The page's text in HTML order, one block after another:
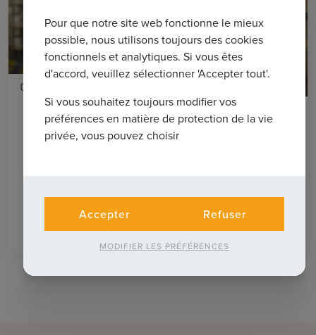
KNOKKE-HEIST
Pristine I 6 appartements neufs près de
Prix sur demande
Pour que notre site web fonctionne le mieux
possible, nous utilisons toujours des cookies
fonctionnels et analytiques. Si vous êtes
d'accord, veuillez sélectionner 'Accepter tout'.
Si vous souhaitez toujours modifier vos
préférences en matière de protection de la vie
privée, vous pouvez choisir
Accepter Refuser
MODIFIER LES PRÉFÉRENCES